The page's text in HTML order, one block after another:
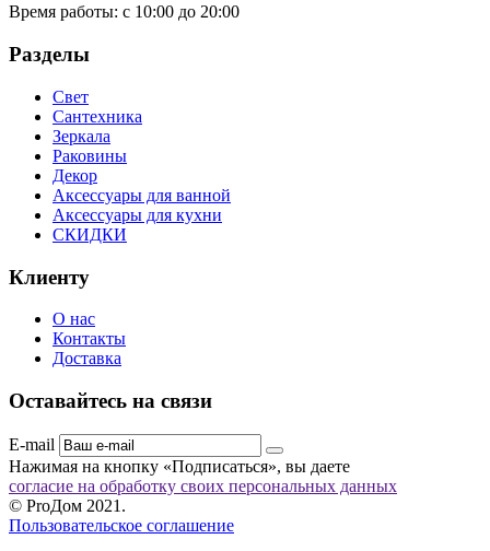
Время работы: с 10:00 до 20:00
Разделы
Свет
Сантехника
Зеркала
Раковины
Декор
Аксессуары для ванной
Аксессуары для кухни
СКИДКИ
Клиенту
О нас
Контакты
Доставка
Оставайтесь на связи
E-mail
Нажимая на кнопку «Подписаться», вы даете
согласие на обработку своих персональных данных
© ProДом 2021.
Пользовательское соглашение